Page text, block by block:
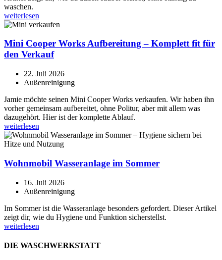
waschen.
weiterlesen
Mini Cooper Works Aufbereitung – Komplett fit für
den Verkauf
22. Juli 2026
Außenreinigung
Jamie möchte seinen Mini Cooper Works verkaufen. Wir haben ihn
vorher gemeinsam aufbereitet, ohne Politur, aber mit allem was
dazugehört. Hier ist der komplette Ablauf.
weiterlesen
Wohnmobil Wasseranlage im Sommer
16. Juli 2026
Außenreinigung
Im Sommer ist die Wasseranlage besonders gefordert. Dieser Artikel
zeigt dir, wie du Hygiene und Funktion sicherstellst.
weiterlesen
DIE WASCHWERKSTATT